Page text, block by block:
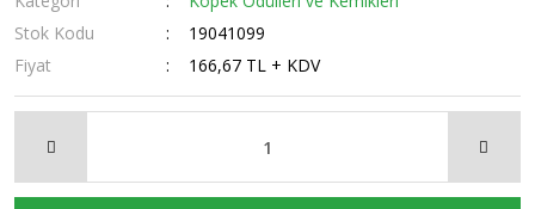
Stok Kodu
19041099
Fiyat
166,67 TL + KDV